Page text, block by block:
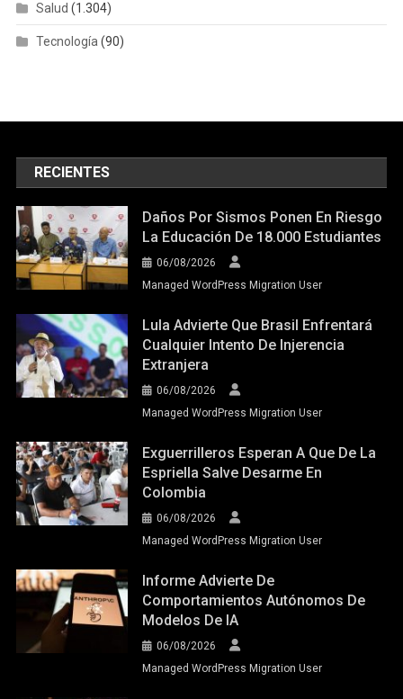
Salud (1.304)
Tecnología(90)
RECIENTES
Daños Por Sismos Ponen En Riesgo
La Educación De 18.000 Estudiantes
06/08/2026
Managed WordPress Migration User
Lula Advierte Que Brasil Enfrentará
Cualquier Intento De Injerencia
Extranjera
06/08/2026
Managed WordPress Migration User
Exguerrilleros Esperan A Que De La
Espriella Salve Desarme En
Colombia
06/08/2026
Managed WordPress Migration User
Informe Advierte De
Comportamientos Autónomos De
Modelos De IA
06/08/2026
Managed WordPress Migration User